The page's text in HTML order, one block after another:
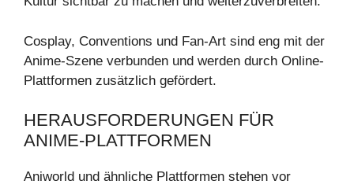
Cosplay, Conventions und Fan-Art sind eng mit der
Anime-Szene verbunden und werden durch Online-
Plattformen zusätzlich gefördert.
HERAUSFORDERUNGEN FÜR
ANIME-PLATTFORMEN
Aniworld und ähnliche Plattformen stehen vor